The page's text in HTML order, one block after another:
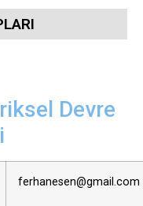
Devre
ferhanesen@gmail.com